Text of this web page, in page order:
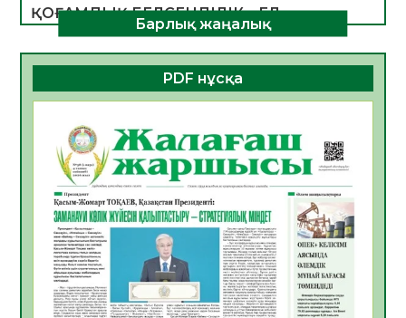
ҚОҒАМДЫҚ БЕЛСЕНДІЛІК – ЕЛ
ДАМУЫНЫҢ НЕГІЗІ
06.08.2026
30 0
ҚҰРЫЛТАЙ САЙЛАУЫ – БОЛАШАҚҚА
06.08.2026
Инфекциялық ауруларға қарсы иммундау
жұмыстарының тиімділігі
06.08.2026
33
Көкжөтел ауруы туралы
06.08.2026
30
АПВ вакцинасы туралы мәлімет
Барлық жаңалық
PDF нұсқа